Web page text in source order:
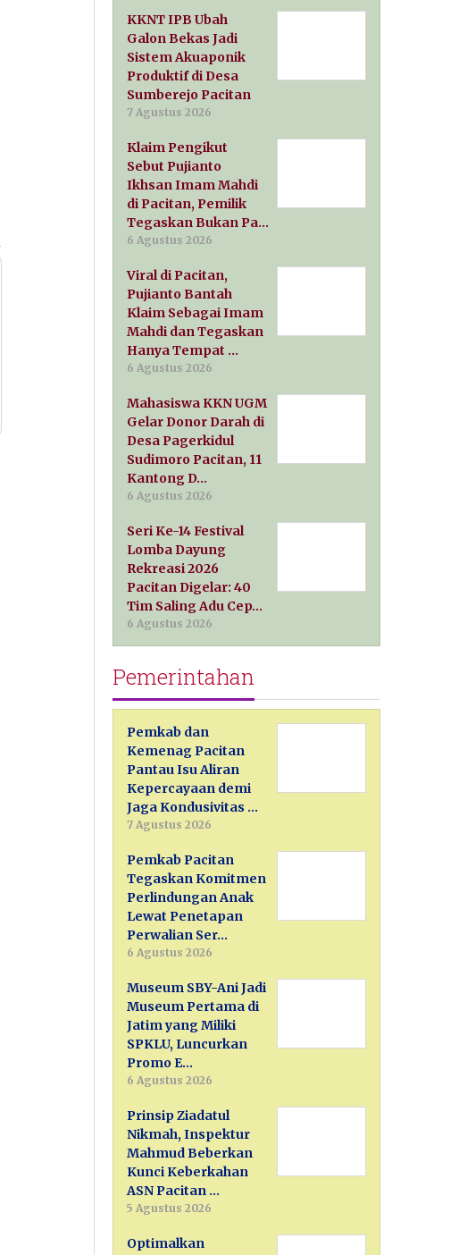
KKNT IPB Ubah
Galon Bekas Jadi
Sistem Akuaponik
Produktif di Desa
Sumberejo Pacitan
7 Agustus 2026
Klaim Pengikut
Sebut Pujianto
Ikhsan Imam Mahdi
di Pacitan, Pemilik
Tegaskan Bukan Pa…
6 Agustus 2026
Viral di Pacitan,
Pujianto Bantah
Klaim Sebagai Imam
Mahdi dan Tegaskan
Hanya Tempat …
6 Agustus 2026
Mahasiswa KKN UGM
Gelar Donor Darah di
Desa Pagerkidul
Sudimoro Pacitan, 11
Kantong D…
6 Agustus 2026
Seri Ke-14 Festival
Lomba Dayung
Rekreasi 2026
Pacitan Digelar: 40
Tim Saling Adu Cep…
6 Agustus 2026
Pemerintahan
Pemkab dan
Kemenag Pacitan
Pantau Isu Aliran
Kepercayaan demi
Jaga Kondusivitas …
7 Agustus 2026
Pemkab Pacitan
Tegaskan Komitmen
Perlindungan Anak
Lewat Penetapan
Perwalian Ser…
6 Agustus 2026
Museum SBY-Ani Jadi
Museum Pertama di
Jatim yang Miliki
SPKLU, Luncurkan
Promo E…
6 Agustus 2026
Prinsip Ziadatul
Nikmah, Inspektur
Mahmud Beberkan
Kunci Keberkahan
ASN Pacitan …
5 Agustus 2026
Optimalkan